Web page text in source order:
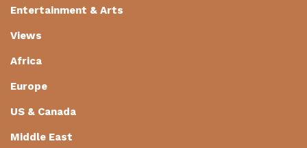
Entertainment & Arts
Views
Africa
Europe
US & Canada
Middle East